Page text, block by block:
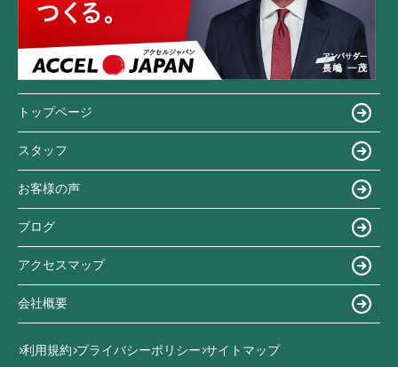
トップページ
スタッフ
お客様の声
ブログ
アクセスマップ
会社概要
利用規約 プライバシーポリシー サイトマップ